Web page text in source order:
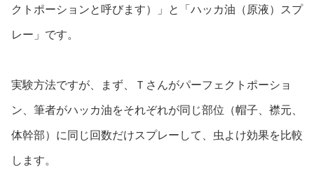
クトポーションと呼びます）」と「ハッカ油（原液）スプ
レー」です。
実験方法ですが、まず、Ｔさんがパーフェクトポーショ
ン、筆者がハッカ油をそれぞれが同じ部位（帽子、襟元、
体幹部）に同じ回数だけスプレーして、虫よけ効果を比較
します。